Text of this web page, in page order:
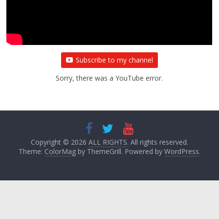
Subscribe to my channel
Sorry, there was a YouTube error.
Copyright © 2026 ALL RIGHTS. All rights reserved.
Theme: ColorMagby ThemeGrill. Powered by WordPress.